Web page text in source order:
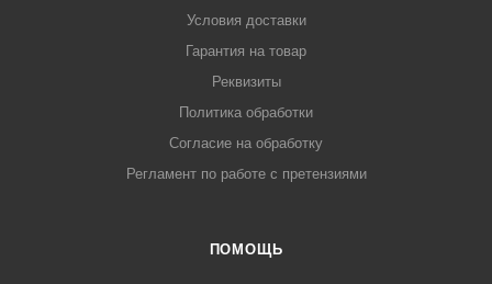
Условия доставки
Гарантия на товар
Реквизиты
Политика обработки
Согласие на обработку
Регламент по работе с претензиями
ПОМОЩЬ